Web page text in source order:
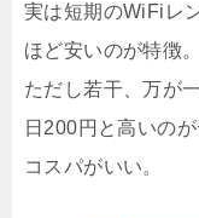
実は短期のWiFiレ
ほど安いのが特徴
ただし若干、万が
日200円と高いの
コスパがいい。